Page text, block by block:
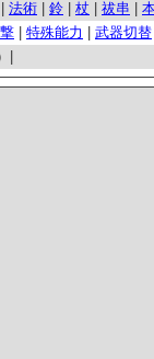
法術 鈴 杖 祓串
特殊能力 武器切替
|